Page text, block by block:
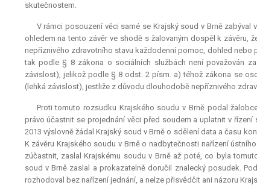
skutečnostem.
V rámci posouzení věci samé se Krajský soud v Brně
ohledem na tento závěr ve shodě s žalovaným dospěl k
nepříznivého zdravotního stavu každodenní pomoc, dohled
tak podle § 8 zákona o sociálních službách není považován
závislost), jelikož podle § 8 odst. 2 písm. a) téhož zákona se
(lehká závislost), jestliže z důvodu dlouhodobě nepříznivého
Proti tomuto rozsudku Krajského soudu v Brně podal
právo účastnit se projednání věci před soudem a uplatnit v
2013 výslovně žádal Krajský soud v Brně o sdělení data a času
K závěru Krajského soudu v Brně o nadbytečnosti nařízení
zúčastnit, zaslal Krajskému soudu v Brně až poté, co byla
soud v Brně zaslal a prokazatelně doručil znalecký posudek.
rozhodoval bez nařízení jednání, a nelze přisvědčit ani názoru